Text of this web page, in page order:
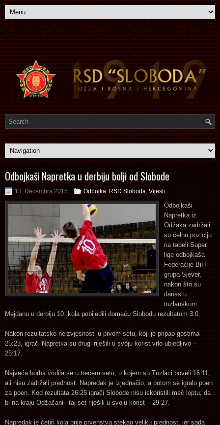
Odbojkaši Napretka u derbiju bolji od Slobode
13. Decembra 2015. Odbojka RSD Sloboda Vijesti
Odbojkaši
Napretka iz
Odžaka zadržali
su čelnu poziciju
na tabeli Super
lige odbojkaša
Federacije BiH –
grupa Sjever,
nakon što su
danas u
tuzlanskom
Mejdanu u derbiju 10. kola pobijedili domaću Slobodu rezultatom 3:0.
Nakon rezultatske neizvjesnosti u prvom setu, koji je pripao gostima
25:23, igrači Napretka su drugi riješili u svoju korist vrlo ubjedljivo –
25:17.
Najveća borba vodila se u trećem setu, u kojem su Tuzlaci poveli 16:11,
ali nisu zadržali prednost. Napredak je izjednačio, a potom se igralo poen
za poen. Kod rezultata 26:25 igrači Slobode nisu iskoristili meč loptu, da
bi na kraju Odžačani i taj set riješili u svoju korist – 29:27.
Napredak je četiri kola prije prvenstva stekao veliku prednost, jer sada